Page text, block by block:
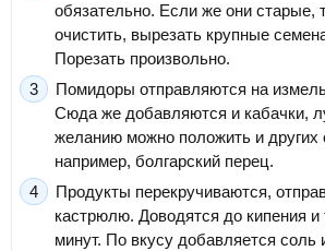
обязательно. Если же они старые,
очистить, вырезать крупные
Порезать произвольно.
Помидоры отправляются на
Сюда же добавляются и кабачки,
желанию можно положить и других
например, болгарский перец.
Продукты перекручиваются,
кастрюлю. Доводятся до кипения
минут. По вкусу добавляется соль